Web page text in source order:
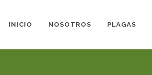
INICIO NOSOTROS PLAGAS